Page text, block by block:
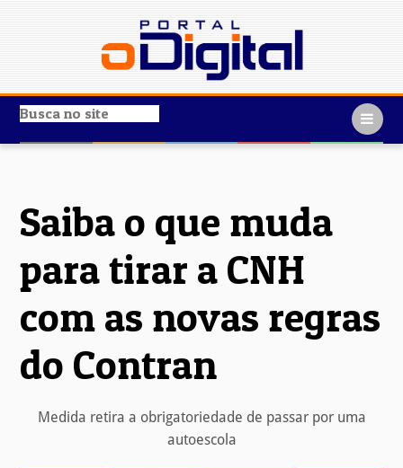
Saiba o que muda
para tirar a CNH
com as novas regras
do Contran
Medida retira a obrigatoriedade de passar por uma
autoescola